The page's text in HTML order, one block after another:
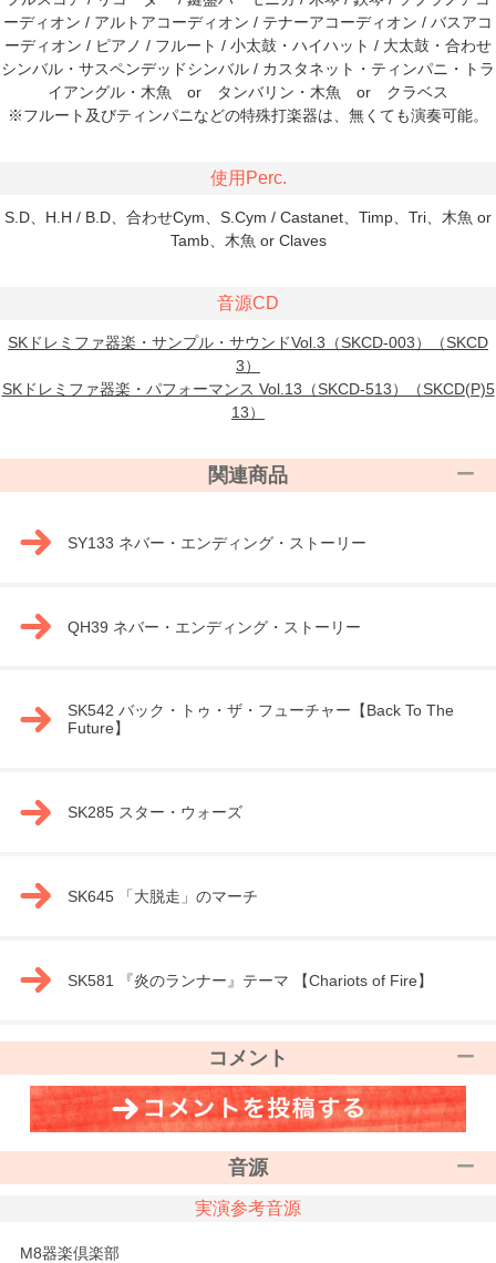
ーディオン / アルトアコーディオン / テナーアコーディオン / バスアコ
ーディオン / ピアノ / フルート / 小太鼓・ハイハット / 大太鼓・合わせ
シンバル・サスペンデッドシンバル / カスタネット・ティンパニ・トラ
イアングル・木魚 or タンバリン・木魚 or クラベス
※フルート及びティンパニなどの特殊打楽器は、無くても演奏可能。
使用Perc.
S.D、H.H / B.D、合わせCym、S.Cym / Castanet、Timp、Tri、木魚 or
Tamb、木魚 or Claves
音源CD
SKドレミファ器楽・サンプル・サウンドVol.3（SKCD-003）（SKCD
3）
SKドレミファ器楽・パフォーマンス Vol.13（SKCD-513）（SKCD(P)5
13）
関連商品
SY133 ネバー・エンディング・ストーリー
QH39 ネバー・エンディング・ストーリー
SK542 バック・トゥ・ザ・フューチャー【Back To The
Future】
SK285 スター・ウォーズ
SK645 「大脱走」のマーチ
SK581 『炎のランナー』テーマ 【Chariots of Fire】
コメント
音源
実演参考音源
M8器楽倶楽部